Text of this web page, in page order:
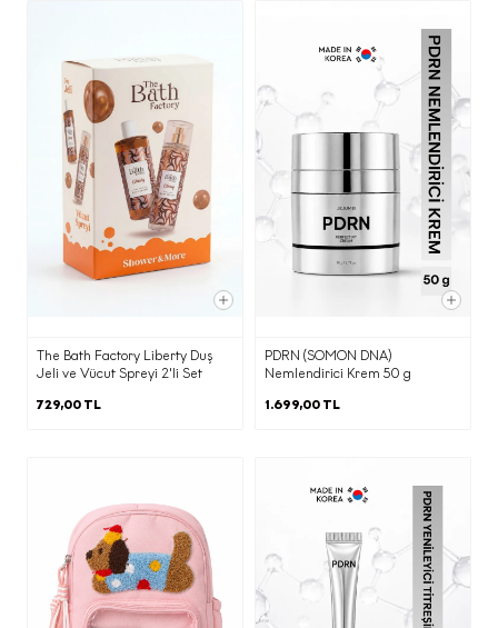
The Bath Factory Liberty Duş
Jeli ve Vücut Spreyi 2'li Set
729,00 TL
PDRN (SOMON DNA)
Nemlendirici Krem 50 g
1.699,00 TL
Yönetim Sistemi ile,
Pazarlama süreçlerinin yürütülmesi
adına iş ortağımız ajanslara,
Ticari elektronik ileti gönderimi için
birlikte çalıştığımız ajans ve iş
ortaklarına,
İnternet sitesi sunucularımızın ve e-
Belirtilen kişisel veri işleme şartları ve
(b) kısmında belirtilen amaçlarla sınırlı
olarak aktarılacaktır.
f) Kişisel Veri Sahibi Olarak KVKK